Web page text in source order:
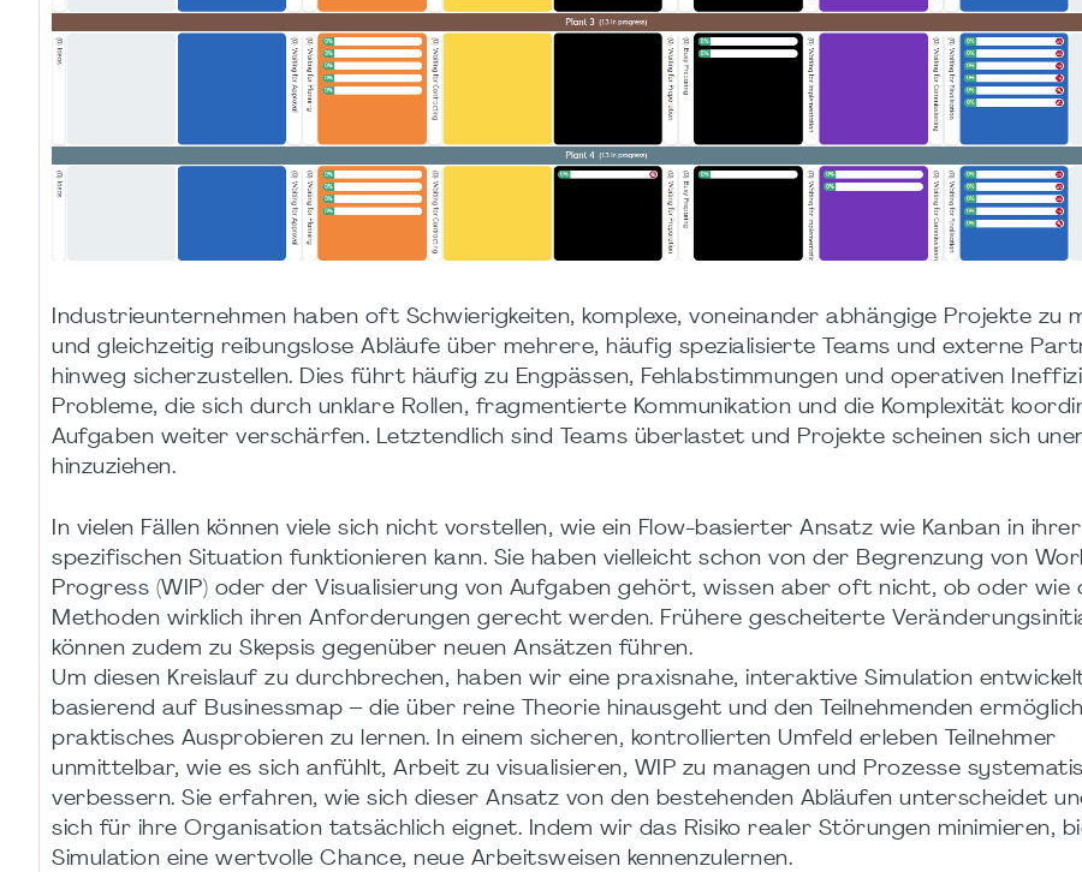
Industrieunternehmen haben oft Schwierigkeiten, komplexe, voneinander abhängige Projekte zu
und gleichzeitig reibungslose Abläufe über mehrere, häufig spezialisierte Teams und externe
hinweg sicherzustellen. Dies führt häufig zu Engpässen, Fehlabstimmungen und operativen
Probleme, die sich durch unklare Rollen, fragmentierte Kommunikation und die Komplexität
Aufgaben weiter verschärfen. Letztendlich sind Teams überlastet und Projekte scheinen sich
hinzuziehen.
In vielen Fällen können viele sich nicht vorstellen, wie ein Flow-basierter Ansatz wie Kanban in ihrer
spezifischen Situation funktionieren kann. Sie haben vielleicht schon von der Begrenzung von
Progress (WIP) oder der Visualisierung von Aufgaben gehört, wissen aber oft nicht, ob oder wie
Methoden wirklich ihren Anforderungen gerecht werden. Frühere gescheiterte
können zudem zu Skepsis gegenüber neuen Ansätzen führen.
Um diesen Kreislauf zu durchbrechen, haben wir eine praxisnahe, interaktive Simulation
basierend auf Businessmap – die über reine Theorie hinausgeht und den Teilnehmenden
praktisches Ausprobieren zu lernen. In einem sicheren, kontrollierten Umfeld erleben Teilnehmer
unmittelbar, wie es sich anfühlt, Arbeit zu visualisieren, WIP zu managen und Prozesse
verbessern. Sie erfahren, wie sich dieser Ansatz von den bestehenden Abläufen unterscheidet
sich für ihre Organisation tatsächlich eignet. Indem wir das Risiko realer Störungen minimieren,
Simulation eine wertvolle Chance, neue Arbeitsweisen kennenzulernen.